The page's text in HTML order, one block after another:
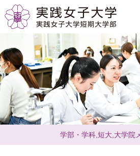
学部・学科,短大,大学院